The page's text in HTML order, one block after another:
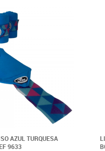
AZUL TURQUESA
9633